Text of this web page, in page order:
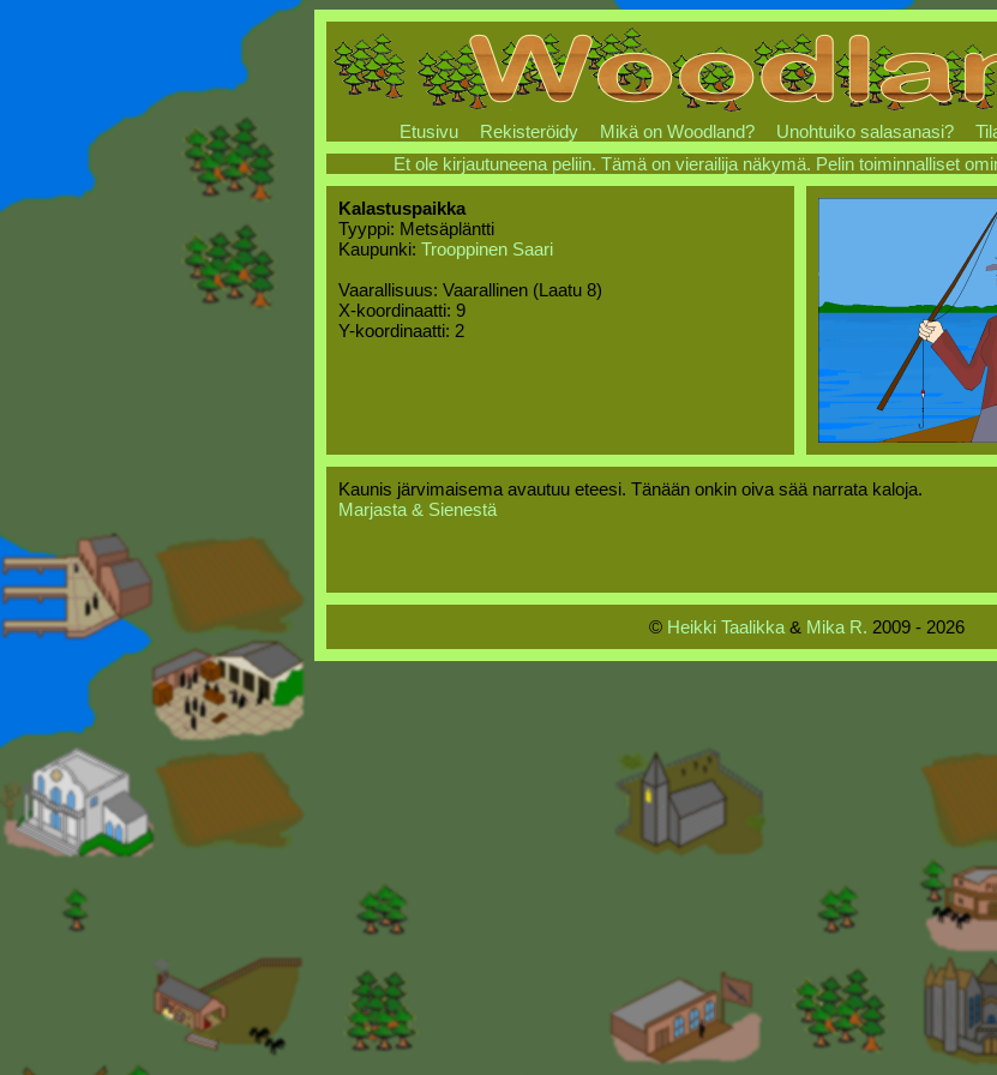
Etusivu Rekisteröidy Mikä on Woodland? Unohtuiko salasanasi?
Et ole kirjautuneena peliin. Tämä on vierailija näkymä. Pelin toiminnalliset
Kalastuspaikka
Tyyppi: Metsäpläntti
Kaupunki: Trooppinen Saari
Vaarallisuus: Vaarallinen (Laatu 8)
X-koordinaatti: 9
Y-koordinaatti: 2
Kaunis järvimaisema avautuu eteesi. Tänään onkin oiva sää narrata kaloja.
Marjasta & Sienestä
© Heikki Taalikka& Mika R. 2009 - 2026